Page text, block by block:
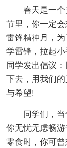
春天是一
节里，你一定
雷锋精神月，
学雷锋，拉起
同学发出倡议
下去，用我们
与希望!
同学们，
你无忧无虑畅
零食时，你可